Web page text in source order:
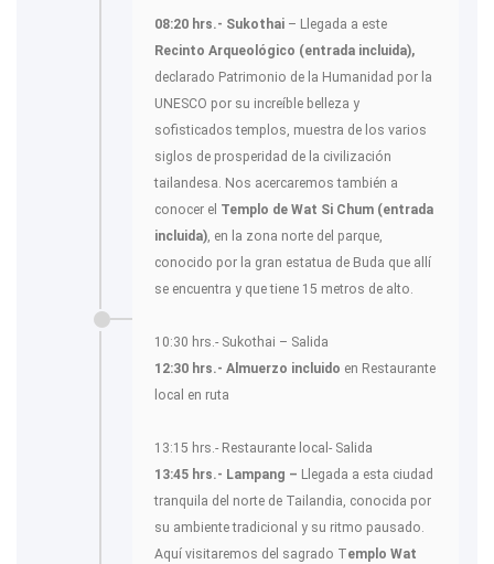
08:20 hrs.- Sukothai – Llegada a este
Recinto Arqueológico (entrada incluida),
declarado Patrimonio de la Humanidad por la
UNESCO por su increíble belleza y
sofisticados templos, muestra de los varios
siglos de prosperidad de la civilización
tailandesa. Nos acercaremos también a
conocer el Templo de Wat Si Chum (entrada
incluida), en la zona norte del parque,
conocido por la gran estatua de Buda que allí
se encuentra y que tiene 15 metros de alto.
10:30 hrs.- Sukothai – Salida
12:30 hrs.- Almuerzo incluido en Restaurante
local en ruta
13:15 hrs.- Restaurante local- Salida
13:45 hrs.- Lampang – Llegada a esta ciudad
tranquila del norte de Tailandia, conocida por
su ambiente tradicional y su ritmo pausado.
Aquí visitaremos del sagrado Templo Wat